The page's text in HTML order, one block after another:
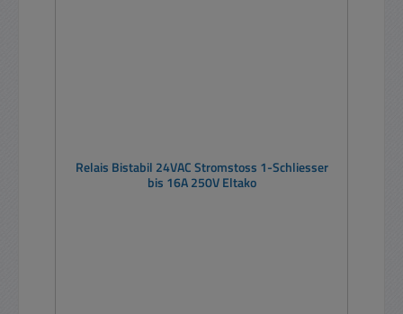
Relais Bistabil 24VAC Stromstoss 1-Schliesser
bis 16A 250V Eltako